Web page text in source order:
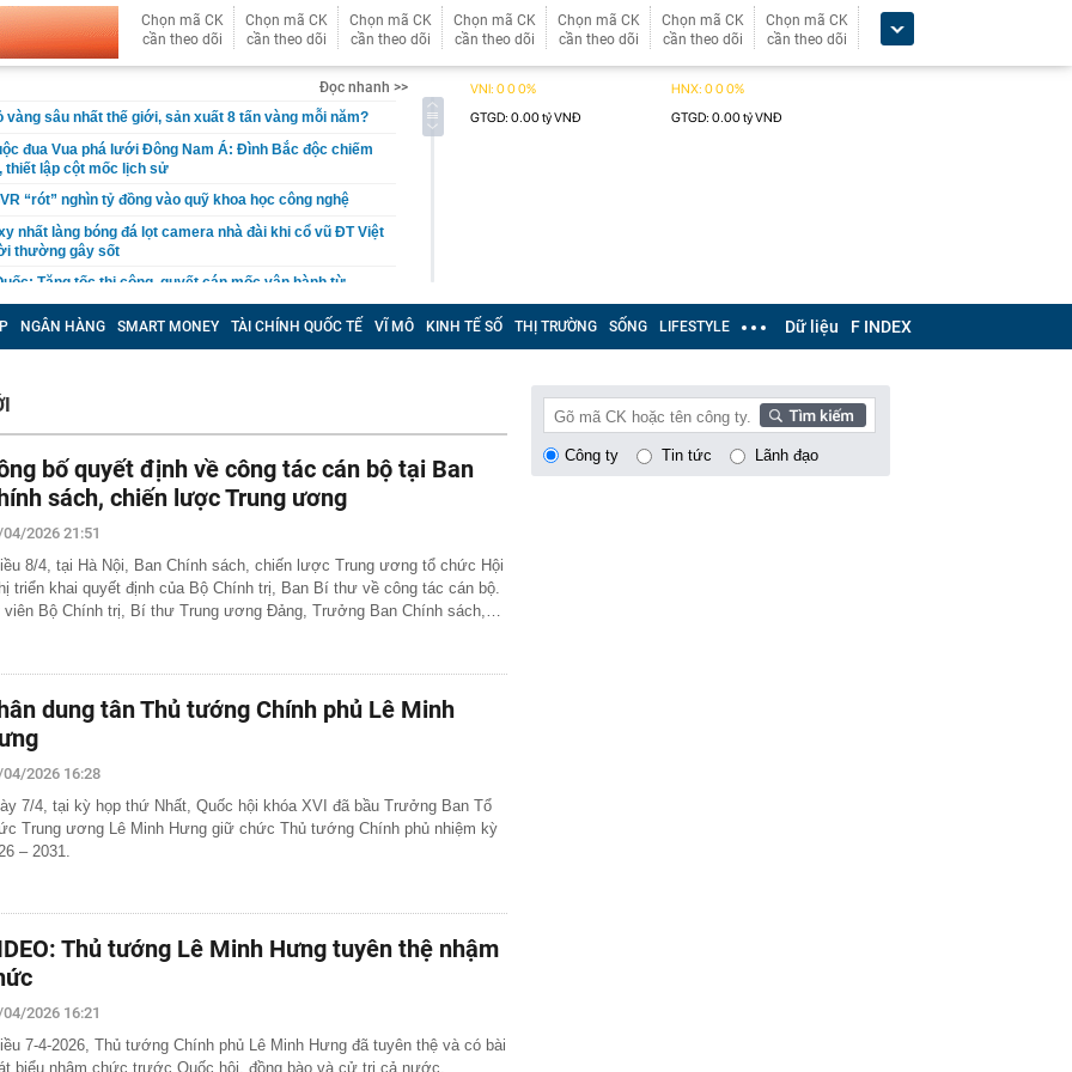
Chọn mã CK
cần theo dõi
Chọn mã CK
cần theo dõi
Chọn mã CK
cần theo dõi
Chọn mã CK
cần theo dõi
Chọn mã CK
cần theo dõi
Chọn mã CK
cần theo dõi
Chọn mã CK
cần theo dõi
Đọc nhanh >>
vàng sâu nhất thế giới, sản xuất 8 tấn vàng mỗi năm?
đua Vua phá lưới Đông Nam Á: Đình Bắc độc chiếm
thiết lập cột mốc lịch sử
“rót” nghìn tỷ đồng vào quỹ khoa học công nghệ
nhất làng bóng đá lọt camera nhà đài khi cổ vũ ĐT Việt
thường gây sốt
Tăng tốc thi công, quyết cán mốc vận hành từ
qua: Cổ phiếu doanh nghiệp nhà nước “nổi sóng”,
rơi vào danh sách cắt margin
tiết kiệm mãi vẫn không thấy dư?
ngõ' cho doanh nghiệp Việt bước vào thị trường 1,4
ngơi cả chục ngàn m2 của Hoài Linh: "Tôi không thể
98% nhưng số tiền phải trả tăng gấp 3 lần: Microsoft
dùng AI bừa bãi
công trình trị giá 940 tỷ đồng do tập đoàn Nhật Bản
thần tốc trong 1 năm, tạo ra 800 cơ hội việc làm
hoàng trong vụ cháy lớn giữa trung tâm thành phố tại
cuồn cuộn bao trùm, một phần toà nhà đổ sập
Thị Thu Hiền SN 1992 khi vừa về nước
kỷ lục về lượng khách và lợi nhuận
Tam Đảo nối Thái Nguyên - Phú Thọ - Hà Nội như thế
tai đính kim cương của bà Trương Mỹ Lan
Phượng Nguyễn
NGÂN HÀNG SMART MONEY TÀI CHÍNH QUỐC TẾ VĨ MÔ KINH TẾ SỐ THỊ TRƯỜNG SỐNG LIFESTYLE Dữ liệu F INDEX
bố quyết định về công tác cán bộ tại Ban
sách, chiến lược Trung ương
2026 21:51
8/4, tại Hà Nội, Ban Chính sách, chiến lược Trung ương tổ chức Hội
triển khai quyết định của Bộ Chính trị, Ban Bí thư về công tác cán bộ.
viên Bộ Chính trị, Bí thư Trung ương Đảng, Trưởng Ban Chính sách,…
dung tân Thủ tướng Chính phủ Lê Minh
2026 16:28
7/4, tại kỳ họp thứ Nhất, Quốc hội khóa XVI đã bầu Trưởng Ban Tổ
Trung ương Lê Minh Hưng giữ chức Thủ tướng Chính phủ nhiệm kỳ
– 2031.
Thủ tướng Lê Minh Hưng tuyên thệ nhậm
2026 16:21
7-4-2026, Thủ tướng Chính phủ Lê Minh Hưng đã tuyên thệ và có bài
biểu nhậm chức trước Quốc hội, đồng bào và cử tri cả nước.
Công ty Tin tức Lãnh đạo